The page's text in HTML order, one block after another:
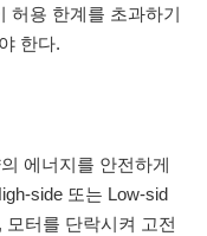
허용 한계를 초과하기
한다.
에너지를 안전하게
side 또는 Low-sid
터를 단락시켜 고전